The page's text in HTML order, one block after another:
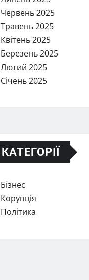
Червень 2025
Травень 2025
Квітень 2025
Березень 2025
Лютий 2025
Січень 2025
КАТЕГОРІЇ
Бізнес
Корупція
Політика